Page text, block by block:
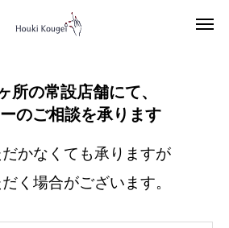
所の常設店舗にて、
のご相談を承ります
かなくても承りますが
く場合がございます。